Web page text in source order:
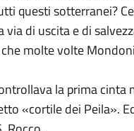
questi sotterranei?
via di uscita e di
molte volte
la prima
«cortile dei Peila».